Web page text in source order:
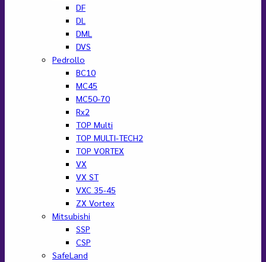
DF
DL
DML
DVS
Pedrollo
BC10
MC45
MC50-70
Rx2
TOP Multi
TOP MULTI-TECH2
TOP VORTEX
VX
VX ST
VXC 35-45
ZX Vortex
Mitsubishi
SSP
CSP
SafeLand